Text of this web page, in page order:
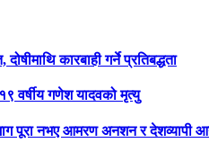
कारबाही गर्ने प्रतिबद्धता
वर्षीय गणेश यादवको मृत्यु
पूरा नभए आमरण अनशन र देशव्यापी